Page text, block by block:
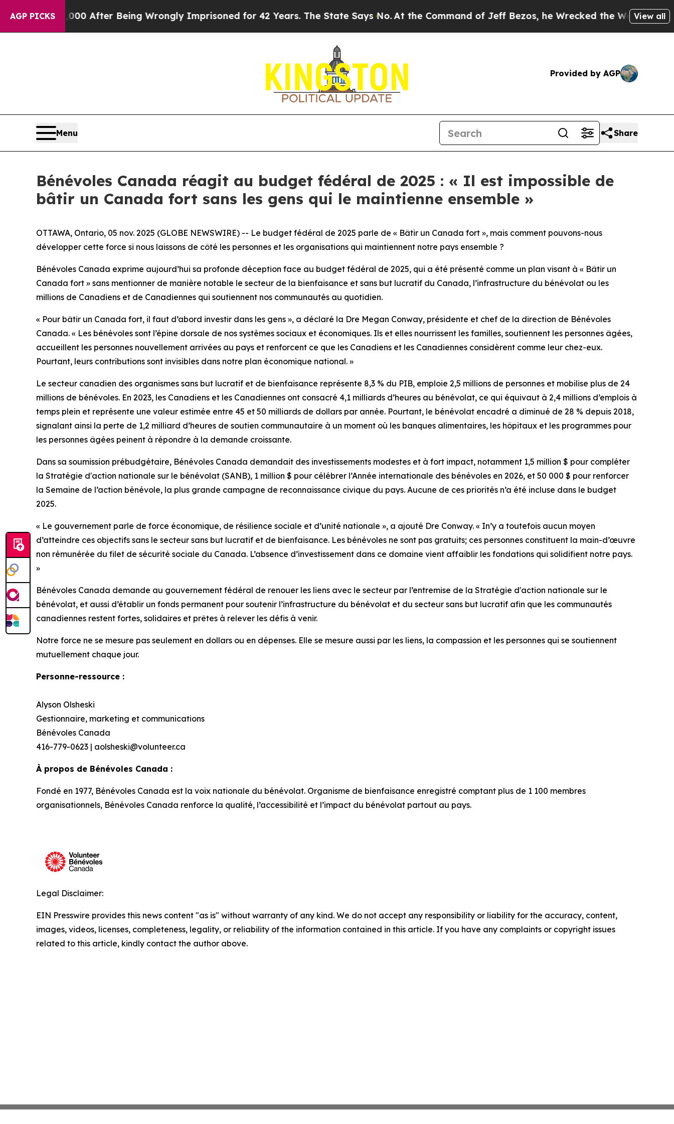
AGP PICKS
$480,000 After Being Wrongly Imprisoned for 42 Years. The State Says No.At the Command of Jeff Bezos, he Wrecked the Washington Post
View all
Provided by AGP
Menu Share
Bénévoles Canada réagit au budget fédéral de 2025 : « Il est impossible de
bâtir un Canada fort sans les gens qui le maintienne ensemble »
OTTAWA, Ontario, 05 nov. 2025 (GLOBE NEWSWIRE) -- Le budget fédéral de 2025 parle de « Bâtir un Canada fort », mais comment pouvons-nous
développer cette force si nous laissons de côté les personnes et les organisations qui maintiennent notre pays ensemble ?
Bénévoles Canada exprime aujourd’hui sa profonde déception face au budget fédéral de 2025, qui a été présenté comme un plan visant à « Bâtir un
Canada fort » sans mentionner de manière notable le secteur de la bienfaisance et sans but lucratif du Canada, l’infrastructure du bénévolat ou les
millions de Canadiens et de Canadiennes qui soutiennent nos communautés au quotidien.
« Pour bâtir un Canada fort, il faut d’abord investir dans les gens », a déclaré la Dre Megan Conway, présidente et chef de la direction de Bénévoles
Canada. « Les bénévoles sont l’épine dorsale de nos systèmes sociaux et économiques. Ils et elles nourrissent les familles, soutiennent les personnes âgées,
accueillent les personnes nouvellement arrivées au pays et renforcent ce que les Canadiens et les Canadiennes considèrent comme leur chez-eux.
Pourtant, leurs contributions sont invisibles dans notre plan économique national. »
Le secteur canadien des organismes sans but lucratif et de bienfaisance représente 8,3 % du PIB, emploie 2,5 millions de personnes et mobilise plus de 24
millions de bénévoles. En 2023, les Canadiens et les Canadiennes ont consacré 4,1 milliards d’heures au bénévolat, ce qui équivaut à 2,4 millions d’emplois à
temps plein et représente une valeur estimée entre 45 et 50 milliards de dollars par année. Pourtant, le bénévolat encadré a diminué de 28 % depuis 2018,
signalant ainsi la perte de 1,2 milliard d’heures de soutien communautaire à un moment où les banques alimentaires, les hôpitaux et les programmes pour
les personnes âgées peinent à répondre à la demande croissante.
Dans sa soumission prébudgétaire, Bénévoles Canada demandait des investissements modestes et à fort impact, notamment 1,5 million $ pour compléter
la Stratégie d'action nationale sur le bénévolat (SANB), 1 million $ pour célébrer l’Année internationale des bénévoles en 2026, et 50 000 $ pour renforcer
la Semaine de l’action bénévole, la plus grande campagne de reconnaissance civique du pays. Aucune de ces priorités n’a été incluse dans le budget
2025.
« Le gouvernement parle de force économique, de résilience sociale et d’unité nationale », a ajouté Dre Conway. « In’y a toutefois aucun moyen
d’atteindre ces objectifs sans le secteur sans but lucratif et de bienfaisance. Les bénévoles ne sont pas gratuits; ces personnes constituent la main-d’œuvre
non rémunérée du filet de sécurité sociale du Canada. L’absence d’investissement dans ce domaine vient affaiblir les fondations qui solidifient notre pays.
»
Bénévoles Canada demande au gouvernement fédéral de renouer les liens avec le secteur par l’entremise de la Stratégie d'action nationale sur le
bénévolat, et aussi d’établir un fonds permanent pour soutenir l’infrastructure du bénévolat et du secteur sans but lucratif afin que les communautés
canadiennes restent fortes, solidaires et prêtes à relever les défis à venir.
Notre force ne se mesure pas seulement en dollars ou en dépenses. Elle se mesure aussi par les liens, la compassion et les personnes qui se soutiennent
mutuellement chaque jour.
Personne-ressource :
Alyson Olsheski
Gestionnaire, marketing et communications
Bénévoles Canada
416-779-0623 | aolsheski@volunteer.ca
À propos de Bénévoles Canada :
Fondé en 1977, Bénévoles Canada est la voix nationale du bénévolat. Organisme de bienfaisance enregistré comptant plus de 1 100 membres
organisationnels, Bénévoles Canada renforce la qualité, l’accessibilité et l’impact du bénévolat partout au pays.
Legal Disclaimer:
EIN Presswire provides this news content "as is" without warranty of any kind. We do not accept any responsibility or liability for the accuracy, content,
images, videos, licenses, completeness, legality, or reliability of the information contained in this article. If you have any complaints or copyright issues
related to this article, kindly contact the author above.